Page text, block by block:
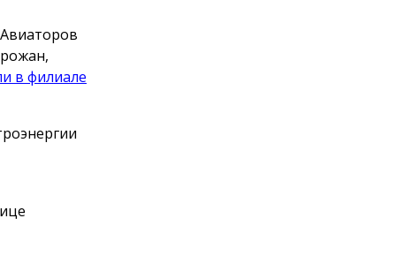
в филиале